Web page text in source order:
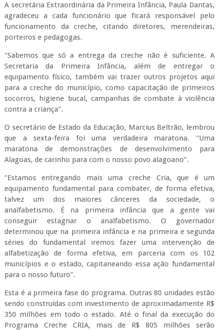
A secretária Extraordinária da Primeira Infância, Paula Dantas,
agradeceu a cada funcionário que ficará responsável pelo
funcionamento da creche, citando diretores, merendeiras,
porteiros e pedagogas.
"Sabemos que só a entrega da creche não é suficiente. A
Secretaria da Primeira Infância, além de entregar o
equipamento físico, também vai trazer outros projetos aqui
para a creche do município, como capacitação de primeiros
socorros, higiene bucal, campanhas de combate à violência
contra a criança".
O secretário de Estado da Educação, Marcius Beltrão, lembrou
que a sexta-feira foi uma verdadeira maratona. "Uma
maratona de demonstrações de desenvolvimento para
Alagoas, de carinho para com o nosso povo alagoano".
"Estamos entregando mais uma creche Cria, que é um
equipamento fundamental para combater, de forma efetiva,
talvez um dos maiores cânceres da sociedade, o
analfabetismo. É na primeira infância que a gente vai
conseguir estagnar o analfabetismo. O governador
determinou que na primeira infância e na primeira e segunda
séries do fundamental iremos fazer uma intervenção de
alfabetização de forma efetiva, em parceria com os 102
municípios e o estado, capitaneando essa ação fundamental
para o nosso futuro".
Esta é a primeira fase do programa. Outras 80 unidades estão
sendo construídas com investimento de aproximadamente R$
350 milhões em todo o estado. Até o final da execução do
Programa Creche CRIA, mais de R$ 805 milhões serão